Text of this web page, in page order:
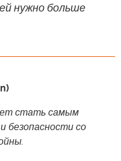
нужно больше
стать самым
безопасности со